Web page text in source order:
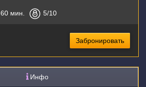
60 мин. 5/10
Забронировать
Инфо